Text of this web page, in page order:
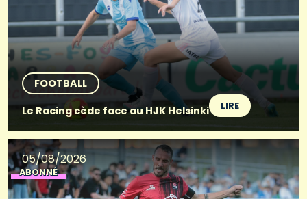
FOOTBALL
Le Racing cède face au HJK Helsinki
LIRE
05/08/2026
ABONNÉ